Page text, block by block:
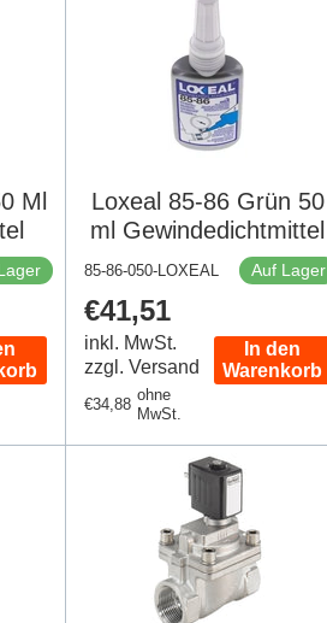
Ml
Loxeal 85-86 Grün 50
ml Gewindedichtmittel
85-86-050-LOXEAL Auf Lager
Regulärer
Preis
€41,51
inkl. MwSt.
zzgl. Versand
Regulärer
€34,88
ohne
MwSt.
In den
Warenkorb